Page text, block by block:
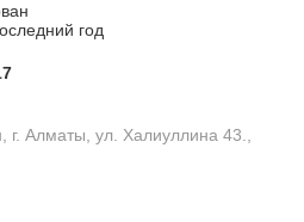
год
г. Алматы, ул. Халиуллина 43.,